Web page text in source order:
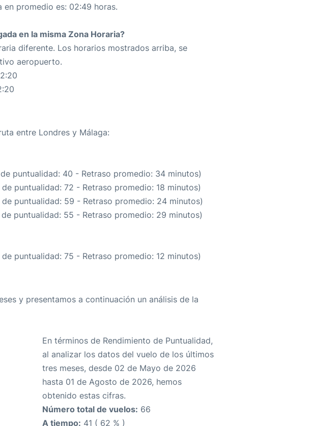
promedio es: 02:49 horas.
en la misma Zona Horaria?
diferente. Los horarios mostrados arriba, se
aeropuerto.
entre Londres y Málaga:
puntualidad: 40 - Retraso promedio: 34 minutos)
de puntualidad: 72 - Retraso promedio: 18 minutos)
de puntualidad: 59 - Retraso promedio: 24 minutos)
puntualidad: 55 - Retraso promedio: 29 minutos)
de puntualidad: 75 - Retraso promedio: 12 minutos)
y presentamos a continuación un análisis de la
En términos de Rendimiento de Puntualidad,
al analizar los datos del vuelo de los últimos
tres meses, desde 02 de Mayo de 2026
hasta 01 de Agosto de 2026, hemos
obtenido estas cifras.
Número total de vuelos: 66
A tiempo: 41 ( 62 % )